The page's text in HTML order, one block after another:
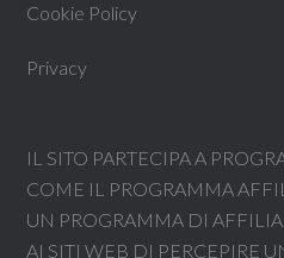
Cookie Policy
Privacy
IL SITO PARTECIPA A
COME IL PROGRAMMA
UN PROGRAMMA DI
AI SITI WEB DI PERCEPIRE